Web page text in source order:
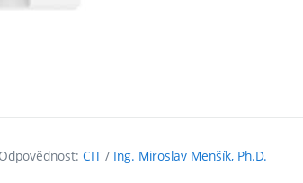
Odpovědnost: CIT / Ing. Miroslav Menšík, Ph.D.